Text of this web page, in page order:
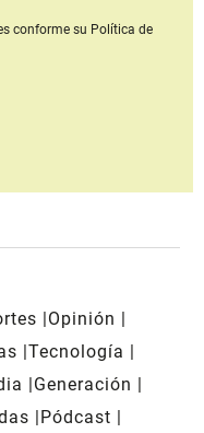
conforme su Política de
Opinión
Tecnología
Generación
Pódcast